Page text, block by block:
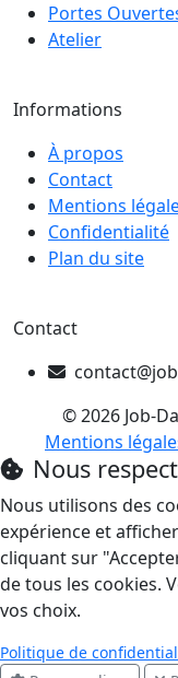
Portes
Atelier
Informations
À propos
Contact
Mentions
Confidentialité
Plan du site
Contact
© 2026 Job-
Mentions
Nous
Nous utilisons des
expérience et
cliquant sur
de tous les cookies.
vos choix.
Politique de